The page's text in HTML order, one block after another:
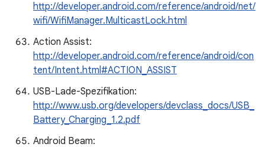
http://developer.android.com/reference/android/net/
wifi/WifiManager.MulticastLock.html
Action Assist:
http://developer.android.com/reference/android/con
tent/Intent.html#ACTION_ASSIST
USB-Lade-Spezifikation:
http://www.usb.org/developers/devclass_docs/USB_
Battery_Charging_1.2.pdf
Android Beam: